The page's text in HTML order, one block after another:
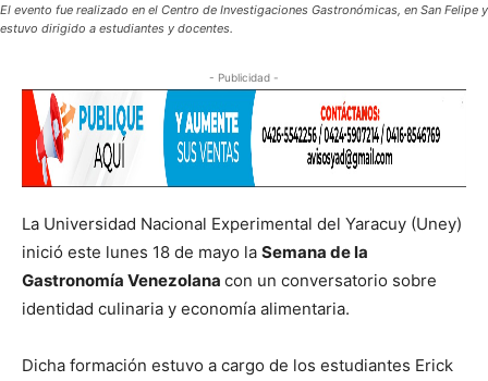
El evento fue realizado en el Centro de Investigaciones Gastronómicas, en San Felipe y
estuvo dirigido a estudiantes y docentes.
- Publicidad -
La Universidad Nacional Experimental del Yaracuy (Uney)
inició este lunes 18 de mayo la Semana de la
Gastronomía Venezolana con un conversatorio sobre
identidad culinaria y economía alimentaria.
Dicha formación estuvo a cargo de los estudiantes Erick